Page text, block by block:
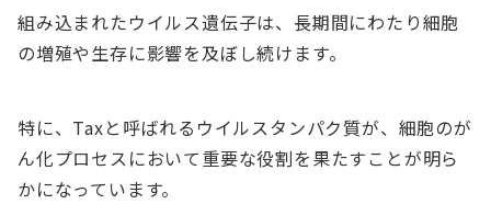
組み込まれたウイルス遺伝子は、長期間にわたり細胞
の増殖や生存に影響を及ぼし続けます。
特に、Taxと呼ばれるウイルスタンパク質が、細胞のが
ん化プロセスにおいて重要な役割を果たすことが明ら
かになっています。